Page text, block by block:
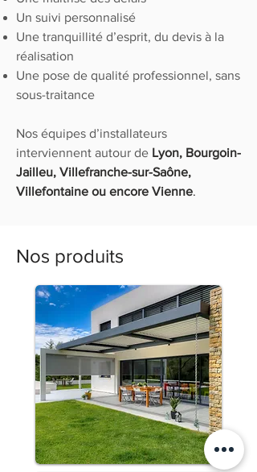
Un suivi personnalisé
Une tranquillité d’esprit, du devis à la
réalisation
Une pose de qualité professionnel, sans
sous-traitance
Nos équipes d’installateurs
interviennent autour de Lyon, Bourgoin-
Jailleu, Villefranche-sur-Saône,
Villefontaine ou encore Vienne.
Nos produits